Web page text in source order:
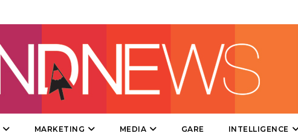
CSR
STRATEGIE
MARKETING MEDIA GARE INTELLIGENCE